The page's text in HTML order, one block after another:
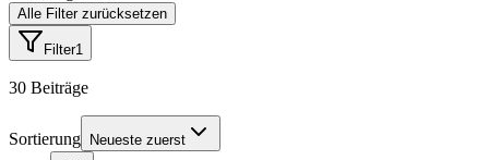
Alle Filter zurücksetzen
Filter1
30 Beiträge
Sortierung Neueste zuerst